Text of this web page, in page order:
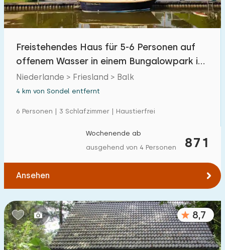
Freistehendes Haus für 5-6 Personen auf
offenem Wasser in einem Bungalowpark in
Friesland
Niederlande > Friesland > Balk
4 km von Sondel entfernt
6 Personen | 3 Schlafzimmer | Haustierfrei
871
Wochenende ab
ausgehend von 4 Personen
Ansehen
8,7